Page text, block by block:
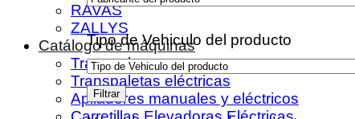
RAVAS
ZALLYS
Catálogo de máquinas
Transpaletas
Transpaletas eléctricas
Apiladores manuales y eléctricos
Tipo de Vehiculo del producto
Filtrar